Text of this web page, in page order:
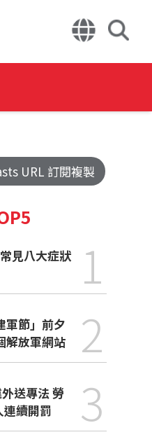
URL 訂閱複製
1
軍節」前夕
解放軍網站
2
送專法 勞
續開罰
3